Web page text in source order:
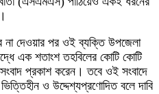
না দেওয়ার পর ওই ব্যক্তি উপজেলা
এক শতাংশ তহবিলের কোটি কোটি
প্রকাশ করেন। তবে ওই সংবাদে
ও উদ্দেশ্যপ্রণোদিত বলে দাবি